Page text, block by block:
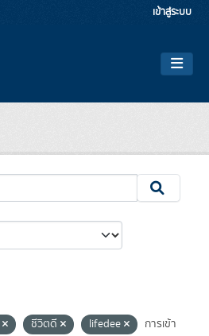
เข้าสู่ระบบ
ชีวิตดี lifedee
การเข้า